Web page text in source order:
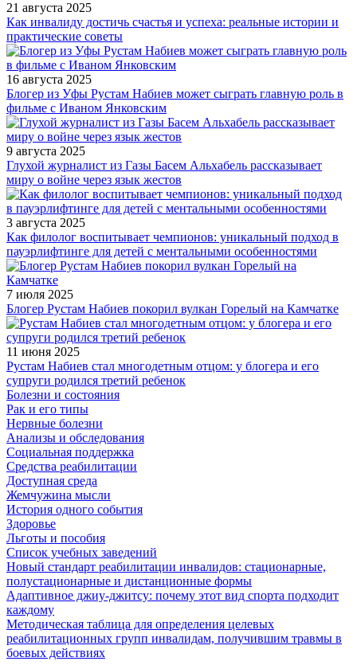
21 августа 2025
Как инвалиду достичь счастья и успеха: реальные истории и
практические советы
16 августа 2025
Блогер из Уфы Рустам Набиев может сыграть главную роль в
фильме с Иваном Янковским
9 августа 2025
Глухой журналист из Газы Басем Альхабель рассказывает
миру о войне через язык жестов
3 августа 2025
Как филолог воспитывает чемпионов: уникальный подход в
пауэрлифтинге для детей с ментальными особенностями
7 июля 2025
Блогер Рустам Набиев покорил вулкан Горелый на Камчатке
11 июня 2025
Рустам Набиев стал многодетным отцом: у блогера и его
супруги родился третий ребенок
Болезни и состояния
Рак и его типы
Нервные болезни
Анализы и обследования
Социальная поддержка
Средства реабилитации
Доступная среда
Жемчужина мысли
История одного события
Здоровье
Льготы и пособия
Список учебных заведений
Новый стандарт реабилитации инвалидов: стационарные,
полустационарные и дистанционные формы
Адаптивное джиу-джитсу: почему этот вид спорта подходит
каждому
Методическая таблица для определения целевых
реабилитационных групп инвалидам, получившим травмы в
боевых действиях